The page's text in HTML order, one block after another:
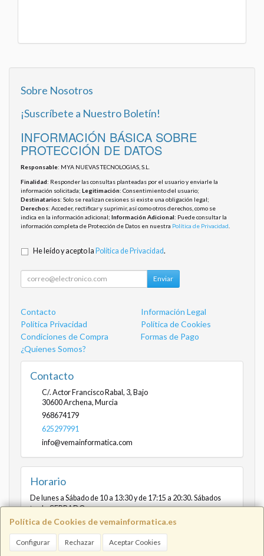
Política de Cookies de vemainformatica.es
Configurar Rechazar Aceptar Cookies
Sobre Nosotros
¡Suscríbete a Nuestro Boletín!
INFORMACIÓN BÁSICA SOBRE
PROTECCIÓN DE DATOS
Responsable: MYA NUEVAS TECNOLOGIAS, S.L.
Finalidad: Responder las consultas planteadas por el usuario y enviarle la
información solicitada; Legitimación: Consentimiento del usuario;
Destinatarios: Solo se realizan cesiones si existe una obligación legal;
Derechos: Acceder, rectificar y suprimir, así como otros derechos, como se
indica en la información adicional; Información Adicional: Puede consultar la
información completa de Protección de Datos en nuestra Política de Privacidad
He leído y acepto la Política de Privacidad.
Enviar
Contacto
Información Legal
Política Privacidad
Política de Cookies
Condiciones de Compra
Formas de Pago
¿Quienes Somos?
Contacto
C/. Actor Francisco Rabal, 3, Bajo
30600Archena, Murcia
968674179
625297991
info@vemainformatica.com
Horario
De lunes a Sábado de 10 a 13:30 y de 17:15 a 20:30. Sábados
tarde CERRADO